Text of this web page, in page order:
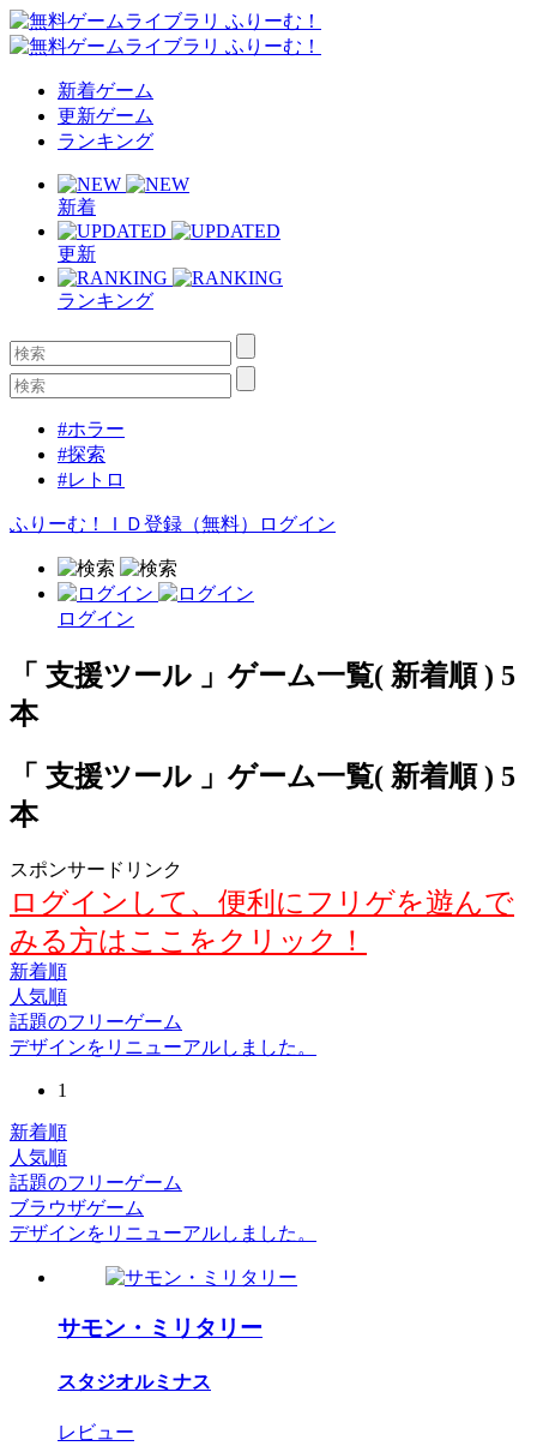
新着ゲーム
更新ゲーム
ランキング
新着
更新
ランキング
#ホラー
#探索
#レトロ
ふりーむ！ＩＤ登録（無料） ログイン
ログイン
「 支援ツール 」ゲーム一覧( 新着順 ) 5
本
「 支援ツール 」ゲーム一覧( 新着順 ) 5
本
スポンサードリンク
ログインして、便利にフリゲを遊んで
みる方はここをクリック！
新着順
人気順
話題のフリーゲーム
デザインをリニューアルしました。
1
新着順
人気順
話題のフリーゲーム
ブラウザゲーム
デザインをリニューアルしました。
サモン・ミリタリー
スタジオルミナス
レビュー